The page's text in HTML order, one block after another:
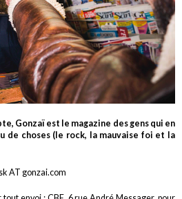
Gonzaï est le magazine des gens qui en
de choses (le rock, la mauvaise foi et la
AT gonzai.com